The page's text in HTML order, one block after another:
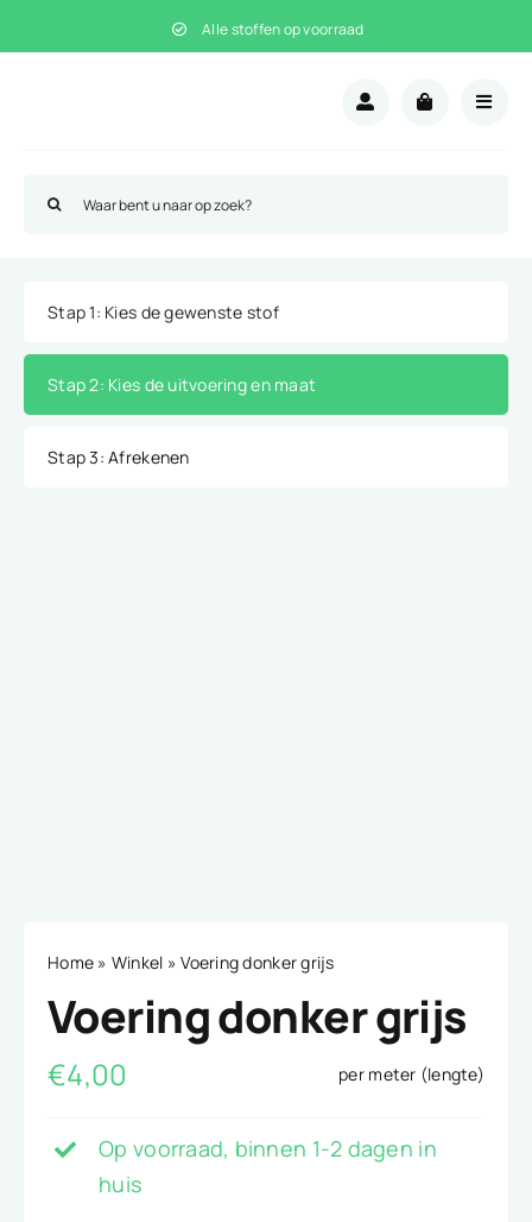
to
Alle stoffen op voorraad
Stap 1: Kies de gewenste stof
Stap 2: Kies de uitvoering en maat
Stap 3: Afrekenen
Home » Winkel »Voering donker grijs
Voering donker grijs
€4,00 per meter (lengte)
Op voorraad, binnen 1-2 dagen in
huis